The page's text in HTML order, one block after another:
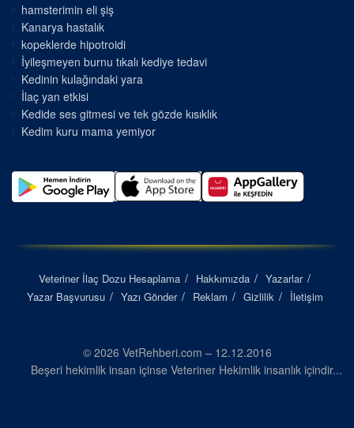
hamsterimin eli şiş
Kanarya hastalık
kopeklerde hipotroidi
İyileşmeyen burnu tıkalı kediye tedavi
Kedinin kulağındaki yara
İlaç yan etkisi
Kedide ses gitmesi ve tek gözde kısıklık
Kedim kuru mama yemiyor
Veteriner İlaç Dozu Hesaplama Hakkımızda
Yazarlar
Yazar Başvurusu
Yazı Gönder Reklam Gizlilik İletişim
© 2026 VetRehberi.com – 12.12.2016
Beşeri hekimlik insan içinse Veteriner Hekimlik insanlık içindir...